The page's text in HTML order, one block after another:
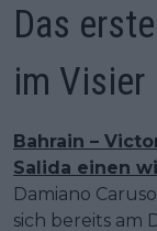
Das
im Visier
Bahrain –
Salida einen
Damiano
sich bereits am